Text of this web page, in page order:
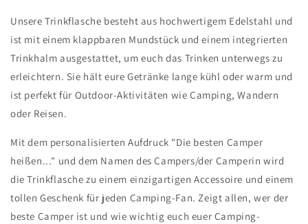
Unsere Trinkflasche besteht aus hochwertigem Edelstahl und
ist mit einem klappbaren Mundstück und einem integrierten
Trinkhalm ausgestattet, um euch das Trinken unterwegs zu
erleichtern. Sie hält eure Getränke lange kühl oder warm und
ist perfekt für Outdoor-Aktivitäten wie Camping, Wandern
oder Reisen.
Mit dem personalisierten Aufdruck "Die besten Camper
heißen..." und dem Namen des Campers/der Camperin wird
die Trinkflasche zu einem einzigartigen Accessoire und einem
tollen Geschenk für jeden Camping-Fan. Zeigt allen, wer der
beste Camper ist und wie wichtig euch euer Camping-